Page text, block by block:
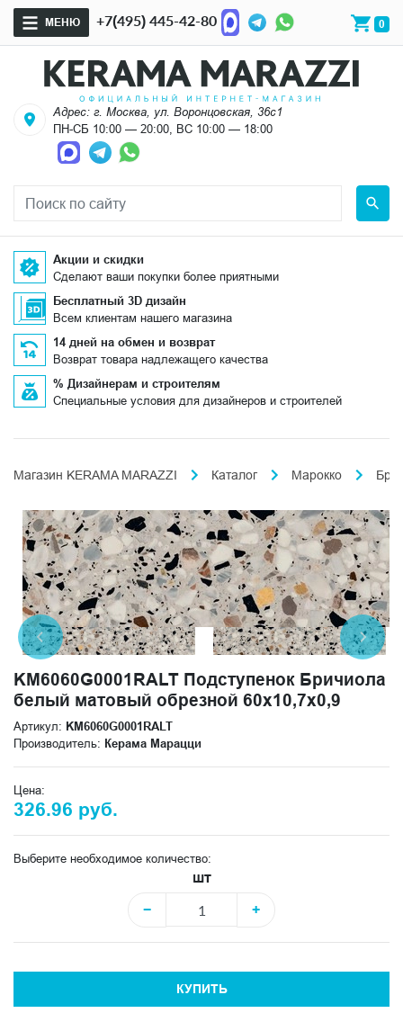
МЕНЮ +7(495) 445-42-80 0
Адрес: г. Москва, ул. Воронцовская, 36с1
ПН-СБ 10:00 — 20:00, ВС 10:00 — 18:00
Акции и скидки
Сделают ваши покупки более приятными
Бесплатный 3D дизайн
Всем клиентам нашего магазина
14 дней на обмен и возврат
Возврат товара надлежащего качества
% Дизайнерам и строителям
Специальные условия для дизайнеров и строителей
Магазин KERAMA MARAZZI Каталог Марокко
KM6060G0001RALT Подступенок Бричиола
белый матовый обрезной 60x10,7x0,9
Артикул: KM6060G0001RALT
Производитель: Керама Марацци
Цена:
326.96 руб.
Выберите необходимое количество:
шт
−
+
КУПИТЬ